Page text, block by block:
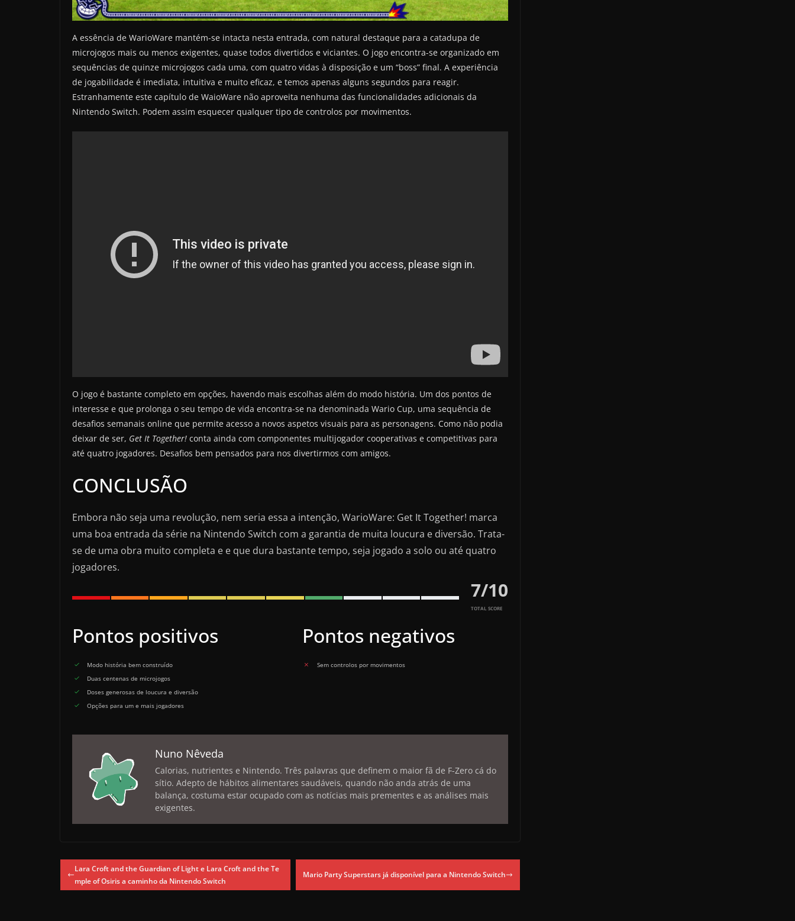
A essência de WarioWare mantém-se intacta nesta entrada, com natural destaque para a catadupa de
microjogos mais ou menos exigentes, quase todos divertidos e viciantes. O jogo encontra-se organizado em
sequências de quinze microjogos cada uma, com quatro vidas à disposição e um “boss” final. A experiência
de jogabilidade é imediata, intuitiva e muito eficaz, e temos apenas alguns segundos para reagir.
Estranhamente este capítulo de WaioWare não aproveita nenhuma das funcionalidades adicionais da
Nintendo Switch. Podem assim esquecer qualquer tipo de controlos por movimentos.
O jogo é bastante completo em opções, havendo mais escolhas além do modo história. Um dos pontos de
interesse e que prolonga o seu tempo de vida encontra-se na denominada Wario Cup, uma sequência de
desafios semanais online que permite acesso a novos aspetos visuais para as personagens. Como não podia
deixar de ser, Get It Together! conta ainda com componentes multijogador cooperativas e competitivas para
até quatro jogadores. Desafios bem pensados para nos divertirmos com amigos.
CONCLUSÃO
Embora não seja uma revolução, nem seria essa a intenção, WarioWare: Get It Together! marca
uma boa entrada da série na Nintendo Switch com a garantia de muita loucura e diversão. Trata-
se de uma obra muito completa e e que dura bastante tempo, seja jogado a solo ou até quatro
jogadores.
7/10
TOTAL SCORE
Pontos positivos
Modo história bem construído
Duas centenas de microjogos
Doses generosas de loucura e diversão
Opções para um e mais jogadores
Pontos negativos
Sem controlos por movimentos
Nuno Nêveda
Calorias, nutrientes e Nintendo. Três palavras que definem o maior fã de F-Zero cá do
sítio. Adepto de hábitos alimentares saudáveis, quando não anda atrás de uma
balança, costuma estar ocupado com as notícias mais prementes e as análises mais
exigentes.
Lara Croft and the Guardian of Light e Lara Croft and the Te
mple of Osiris a caminho da Nintendo Switch
Mario Party Superstars já disponível para a Nintendo Switch